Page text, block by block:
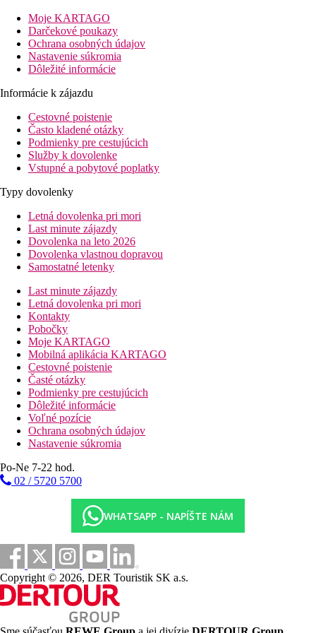
8 km
Vzdialenosť od najbližšieho letiska
8 km
Nákupy
Pláž
Hotel priamo pri pláži
bazény
Ležadlá a slnečníky pri bazéne zadarmo
Bar pri bazéne
Fotogaléria
Moje KARTAGO
Darčekové poukazy
Ochrana osobných údajov
Nastavenie súkromia
Dôležité informácie
Informácie k zájazdu
Cestovné poistenie
Často kladené otázky
Podmienky pre cestujúcich
Služby k dovolenke
Vstupné a pobytové poplatky
Typy dovolenky
Letná dovolenka pri mori
Last minute zájazdy
Dovolenka na leto 2026
Dovolenka vlastnou dopravou
Samostatné letenky
Last minute zájazdy
Letná dovolenka pri mori
Kontakty
Pobočky
Moje KARTAGO
Mobilná aplikácia KARTAGO
Cestovné poistenie
Časté otázky
Podmienky pre cestujúcich
Dôležité informácie
Voľné pozície
Ochrana osobných údajov
Nastavenie súkromia
Po-Ne 7-22 hod.
02 / 5720 5700
WHATSAPP - NAPÍŠTE NÁM
Copyright © 2026, DER Touristik SK a.s.